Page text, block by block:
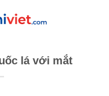
lá với mắt